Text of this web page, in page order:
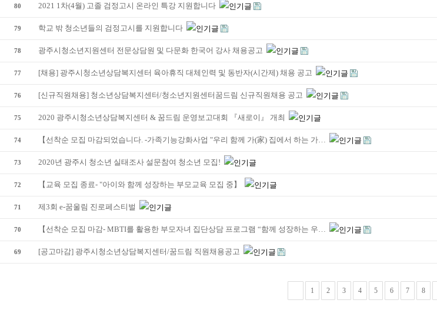
80 2021 1차(4월) 고졸 검정고시 온라인 특강 지원합니다
79 학교 밖 청소년들의 검정고시를 지원합니다
78 광주시청소년지원센터 전문상담원 및 다문화 한국어 강사 채용공고
77 [채용] 광주시청소년상담복지센터 육아휴직 대체인력 및 동반자(시간제) 채용 공고
76 [신규직원채용] 청소년상담복지센터/청소년지원센터꿈드림 신규직원채용 공고
75 2020 광주시청소년상담복지센터 & 꿈드림 운영보고대회 『새로이』 개최
74 【선착순 모집 마감되었습니다. -가족기능강화사업 "우리 함께 가(家) 집에서 하는 가…
73 2020년 광주시 청소년 실태조사 설문참여 청소년 모집!
72 【교육 모집 종료- "아이와 함께 성장하는 부모교육 모집 중】
71 제3회 e-꿈울림 진로페스티벌
70 【선착순 모집 마감- MBTI를 활용한 부모자녀 집단상담 프로그램 “함께 성장하는 우…
69 [공고마감] 광주시청소년상담복지센터/꿈드림 직원채용공고
1 2 3 4 5 6 7 8